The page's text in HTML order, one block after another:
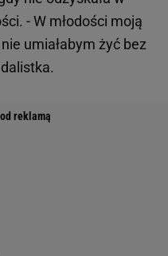
- W młodości moją
umiałabym żyć bez